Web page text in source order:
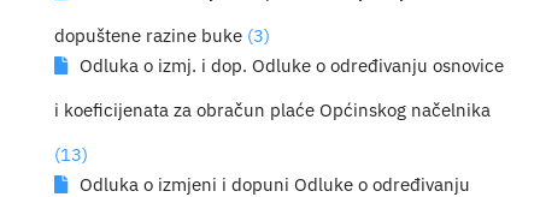
dopuštene razine buke(3)
Odluka o izmj. i dop. Odluke o određivanju osnovice
i koeficijenata za obračun plaće Općinskog načelnika
(13)
Odluka o izmjeni i dopuni Odluke o određivanju